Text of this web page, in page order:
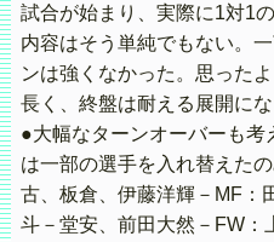
試合が始まり、実際に1対1
内容はそう単純でもない。
ンは強くなかった。思った
長く、終盤は耐える展開にな
●大幅なターンオーバーも考
は一部の選手を入れ替えた
古、板倉、伊藤洋輝－MF：
斗－堂安、前田大然－FW：